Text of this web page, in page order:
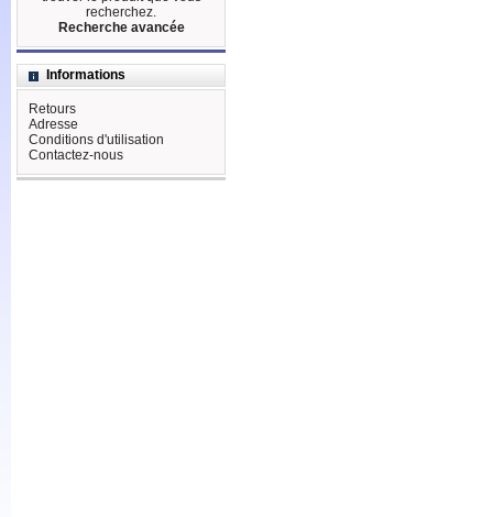
recherchez.
Recherche avancée
Informations
Retours
Adresse
Conditions d'utilisation
Contactez-nous